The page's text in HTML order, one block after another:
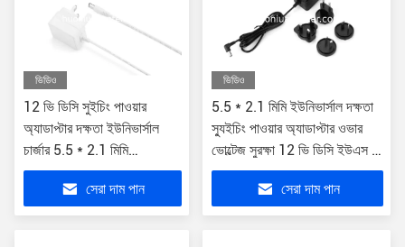
ভিডিও
12 ভি ডিসি সুইচিং পাওয়ার
অ্যাডাপ্টার দক্ষতা ইউনিভার্সাল
চার্জার 5.5 * 2.1 মিমি
সংযোগকারী
সেরা দাম পান
ভিডিও
5.5 * 2.1 মিমি ইউনিভার্সাল দক্ষতা
স্যুইচিং পাওয়ার অ্যাডাপ্টার ওভার
ভোল্টেজ সুরক্ষা 12 ভি ডিসি ইউএস /
ইইউ / ইউকে / এইউ প্লাগ
সেরা দাম পান